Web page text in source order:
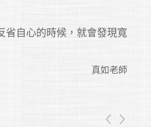
省自心的時候，就會發現寬
真如老師才。